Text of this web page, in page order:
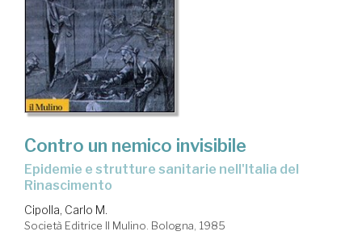
Contro un nemico invisibile
Epidemie e strutture sanitarie nell'Italia del
Rinascimento
Cipolla, Carlo M.
Società Editrice Il Mulino. Bologna, 1985